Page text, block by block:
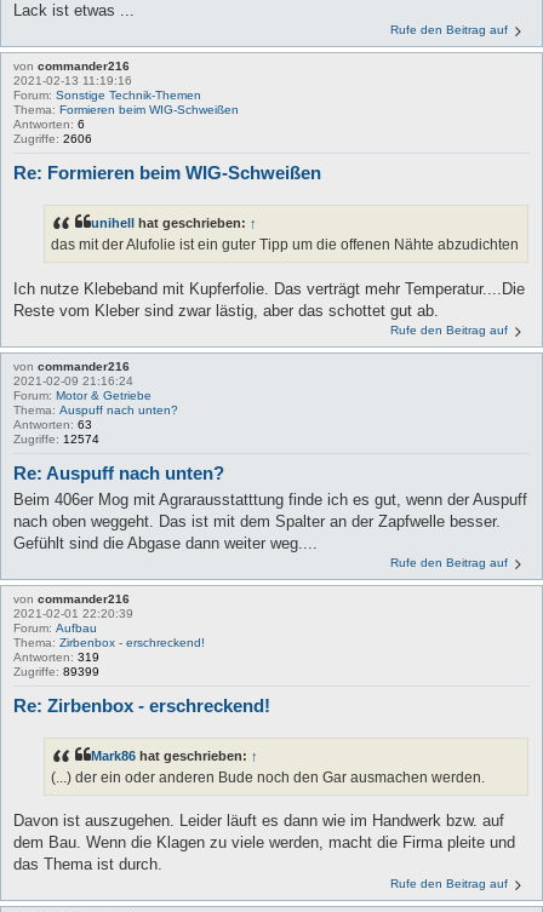
Lack ist etwas ...
Rufe den Beitrag auf
von commander216
2021-02-13 11:19:16
Forum: Sonstige Technik-Themen
Thema: Formieren beim WIG-Schweißen
Antworten: 6
Zugriffe: 2606
Re: Formieren beim WIG-Schweißen
unihell hat geschrieben: ↑
das mit der Alufolie ist ein guter Tipp um die offenen Nähte abzudichten
Ich nutze Klebeband mit Kupferfolie. Das verträgt mehr Temperatur....Die
Reste vom Kleber sind zwar lästig, aber das schottet gut ab.
Rufe den Beitrag auf
von commander216
2021-02-09 21:16:24
Forum: Motor & Getriebe
Thema: Auspuff nach unten?
Antworten: 63
Zugriffe: 12574
Re: Auspuff nach unten?
Beim 406er Mog mit Agrarausstatttung finde ich es gut, wenn der Auspuff
nach oben weggeht. Das ist mit dem Spalter an der Zapfwelle besser.
Gefühlt sind die Abgase dann weiter weg....
Rufe den Beitrag auf
von commander216
2021-02-01 22:20:39
Forum: Aufbau
Thema: Zirbenbox - erschreckend!
Antworten: 319
Zugriffe: 89399
Re: Zirbenbox - erschreckend!
Mark86 hat geschrieben: ↑
(...) der ein oder anderen Bude noch den Gar ausmachen werden.
Davon ist auszugehen. Leider läuft es dann wie im Handwerk bzw. auf
dem Bau. Wenn die Klagen zu viele werden, macht die Firma pleite und
das Thema ist durch.
Rufe den Beitrag auf